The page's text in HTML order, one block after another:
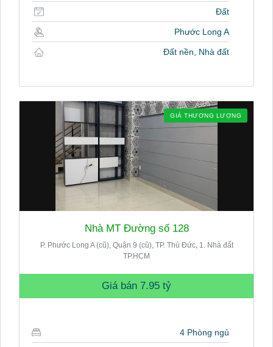
Đất
Phước Long A
Đất nền, Nhà đất
GIÁ THƯƠNG LƯỢNG
Nhà MT Đường số 128
P. Phước Long A (cũ), Quận 9 (cũ), TP. Thủ Đức, 1. Nhà đất
TP.HCM
Giá bán 7.95 tỷ
4 Phòng ngủ